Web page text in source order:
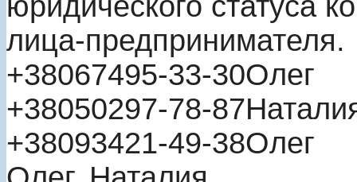
лица-предпринимателя.
+38067495-33-30Олег
+38050297-78-87
+38093421-49-38Олег